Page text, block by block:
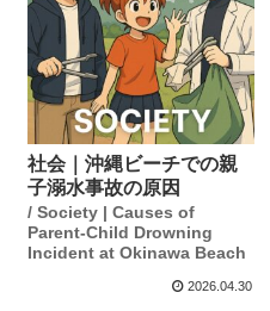
社会｜沖縄ビーチでの親
子溺水事故の原因
/ Society | Causes of
Parent-Child Drowning
Incident at Okinawa Beach
2026.04.30